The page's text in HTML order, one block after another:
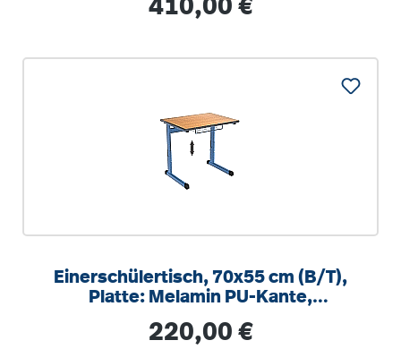
410,00 €
Einerschülertisch, 70x55 cm (B/T),
Platte: Melamin PU-Kante,
Regulärer Preis:
220,00 €